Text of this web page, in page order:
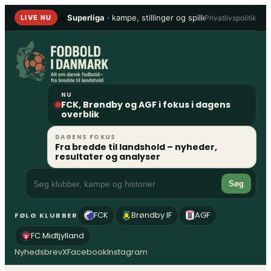
Spring
LIVE NU Superliga · kampe, stillinger og spillere• 1. Division
Privatlivspolitik
NU
FCK, Brøndby og AGF i fokus i dagens
overblik
DAGENS FOKUS
Fra bredde til landshold – nyheder,
resultater og analyser
Søg
FØLG KLUBBER FCK Brøndby IF
AGF
FC Midtjylland
NyhedsbrevXFacebookInstagram